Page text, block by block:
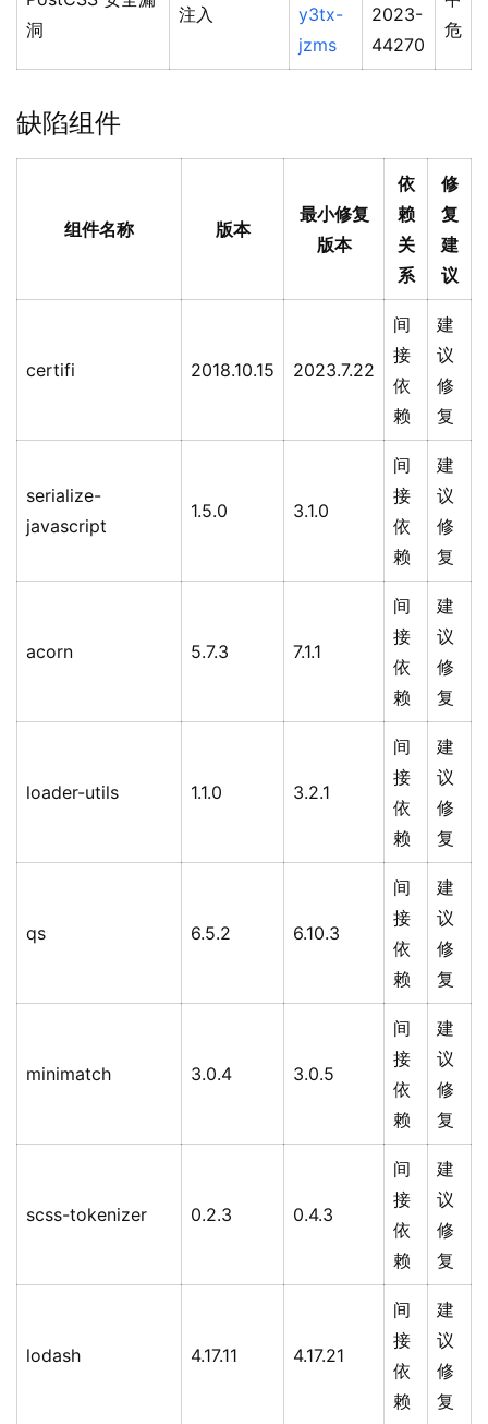
洞
注入
y3tx-
jzms
2023-
44270
危
缺陷组件
组件名称 版本
最小修复
版本
依
赖
关
系
修
复
建
议
certifi 2018.10.15 2023.7.22
间
接
依
赖
建
议
修
复
serialize-
javascript
1.5.0 3.1.0
间
接
依
赖
建
议
修
复
acorn 5.7.3 7.1.1
间
接
依
赖
建
议
修
复
loader-utils 1.1.0 3.2.1
间
接
依
赖
建
议
修
复
qs 6.5.2 6.10.3
间
接
依
赖
建
议
修
复
minimatch 3.0.4 3.0.5
间
接
依
赖
建
议
修
复
scss-tokenizer 0.2.3 0.4.3
间
接
依
赖
建
议
修
复
lodash 4.17.11 4.17.21
间
接
依
赖
建
议
修
复